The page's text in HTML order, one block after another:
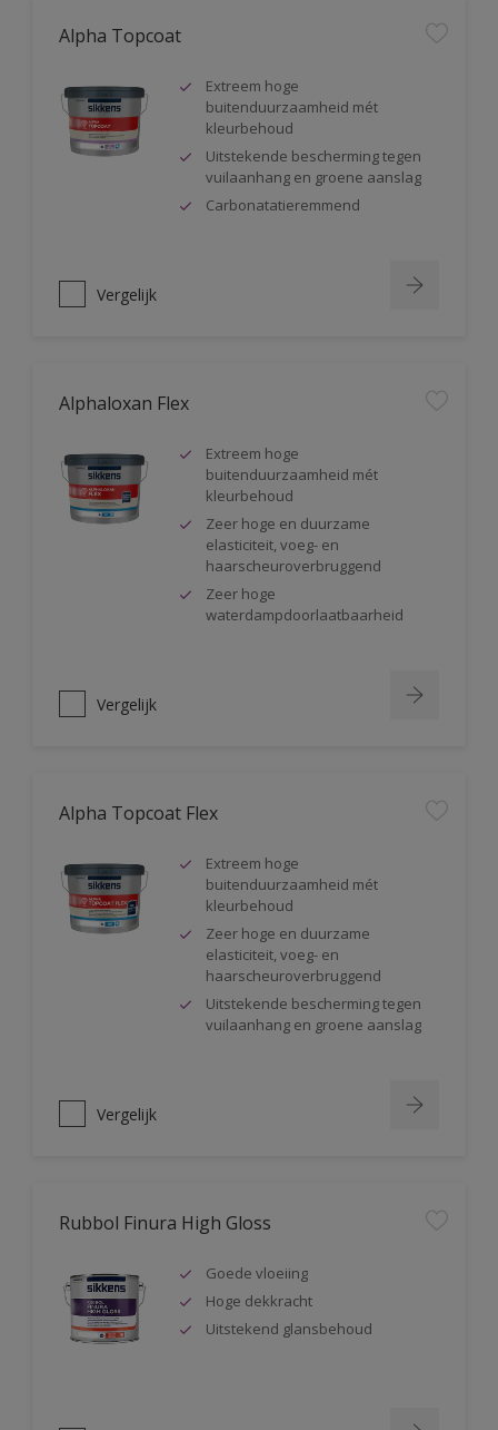
Alpha Topcoat
Extreem hoge
buitenduurzaamheid mét
kleurbehoud
Uitstekende bescherming tegen
vuilaanhang en groene aanslag
Carbonatatieremmend
Vergelijk
Alphaloxan Flex
Extreem hoge
buitenduurzaamheid mét
kleurbehoud
Zeer hoge en duurzame
elasticiteit, voeg- en
haarscheuroverbruggend
Zeer hoge
waterdampdoorlaatbaarheid
Vergelijk
Alpha Topcoat Flex
Extreem hoge
buitenduurzaamheid mét
kleurbehoud
Zeer hoge en duurzame
elasticiteit, voeg- en
haarscheuroverbruggend
Uitstekende bescherming tegen
vuilaanhang en groene aanslag
Vergelijk
Rubbol Finura High Gloss
Goede vloeiing
Hoge dekkracht
Uitstekend glansbehoud